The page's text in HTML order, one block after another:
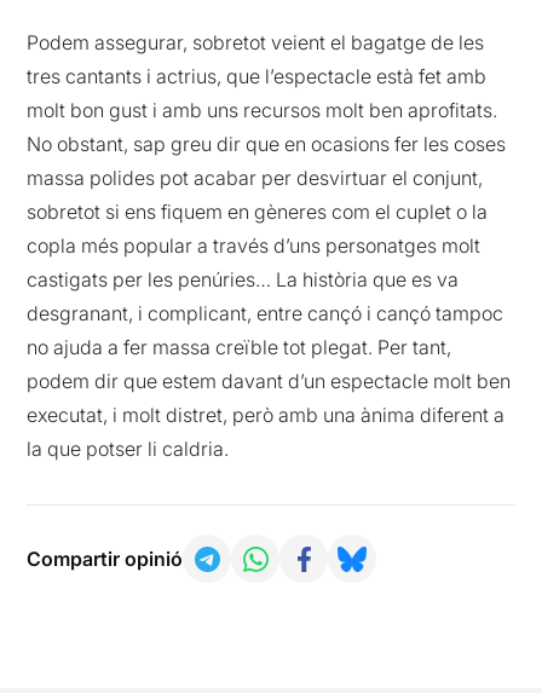
Podem assegurar, sobretot veient el bagatge de les
tres cantants i actrius, que l’espectacle està fet amb
molt bon gust i amb uns recursos molt ben aprofitats.
No obstant, sap greu dir que en ocasions fer les coses
massa polides pot acabar per desvirtuar el conjunt,
sobretot si ens fiquem en gèneres com el cuplet o la
copla més popular a través d’uns personatges molt
castigats per les penúries… La història que es va
desgranant, i complicant, entre cançó i cançó tampoc
no ajuda a fer massa creïble tot plegat. Per tant,
podem dir que estem davant d’un espectacle molt ben
executat, i molt distret, però amb una ànima diferent a
la que potser li caldria.
Compartir opinió